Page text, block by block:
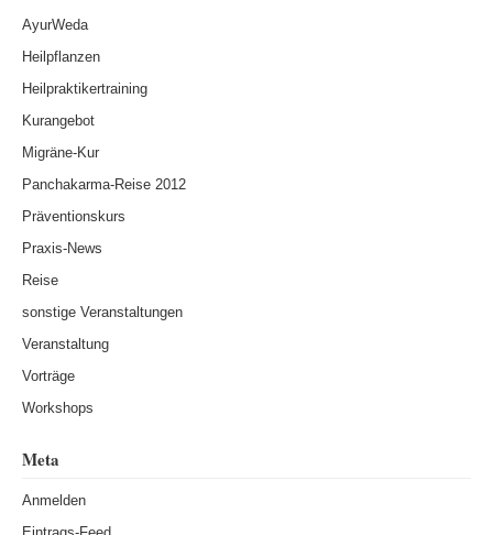
AyurWeda
Heilpflanzen
Heilpraktikertraining
Kurangebot
Migräne-Kur
Panchakarma-Reise 2012
Präventionskurs
Praxis-News
Reise
sonstige Veranstaltungen
Veranstaltung
Vorträge
Workshops
Meta
Anmelden